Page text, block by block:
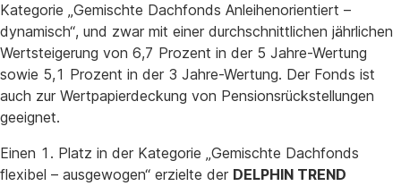
Kategorie „Gemischte Dachfonds Anleihenorientiert –
dynamisch“, und zwar mit einer durchschnittlichen jährlichen
Wertsteigerung von 6,7 Prozent in der 5 Jahre-Wertung
sowie 5,1 Prozent in der 3 Jahre-Wertung. Der Fonds ist
auch zur Wertpapierdeckung von Pensionsrückstellungen
geeignet.
Einen 1. Platz in der Kategorie „Gemischte Dachfonds
flexibel – ausgewogen“ erzielte der DELPHIN TREND